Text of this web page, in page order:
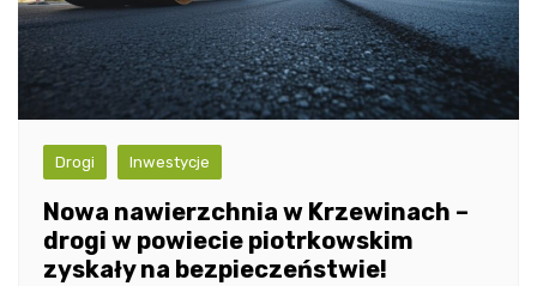
Drogi Inwestycje
Nowa nawierzchnia w Krzewinach –
drogi w powiecie piotrkowskim
zyskały na bezpieczeństwie!